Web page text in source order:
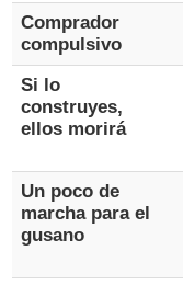
Comprador
compulsivo
Si lo
construyes,
ellos morirá
Un poco de
marcha para el
gusano